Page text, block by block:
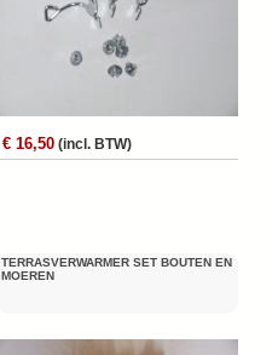
€ 16,50 (incl. BTW)
TERRASVERWARMER SET BOUTEN EN
MOEREN